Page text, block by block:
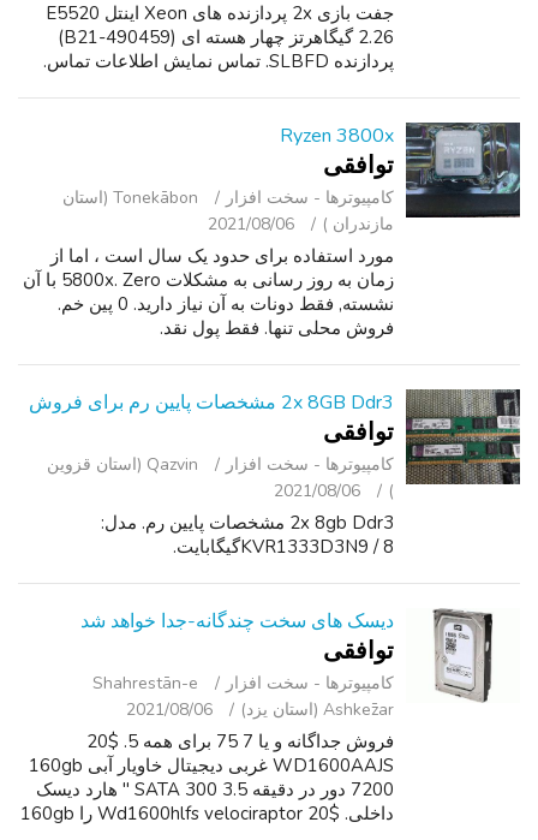
جفت بازی 2x پردازنده های Xeon اینتل E5520
2.26 گیگاهرتز چهار هسته ای (490459-B21)
پردازنده SLBFD. تماس نمایش اطلاعات تماس.
Ryzen 3800x
توافقی
کامپیوترها - سخت ‌افزار
Tonekābon (استان
مازندران )
2021/08/06
مورد استفاده برای حدود یک سال است ، اما از
زمان به روز رسانی به مشکلات 5800x. Zero با آن
نشسته, فقط دونات به آن نیاز دارید. 0 پین خم.
فروش محلی تنها. فقط پول نقد.
2x 8GB Ddr3 مشخصات پایین رم برای فروش
توافقی
کامپیوترها - سخت ‌افزار
Qazvin (استان قزوین
)
2021/08/06
2x 8gb Ddr3 مشخصات پایین رم. مدل:
KVR1333D3N9 / 8گیگابایت.
دیسک های سخت چندگانه-جدا خواهد شد
توافقی
کامپیوترها - سخت ‌افزار
Shahrestān-e
Ashkez̄ar (استان یزد)
2021/08/06
فروش جداگانه و یا 7 75 برای همه 5. $20
WD1600AAJS غربی دیجیتال خاویار آبی 160gb
7200 دور در دقیقه SATA 300 3.5 " هارد دیسک
داخلی. $20 Wd1600hlfs velociraptor را 160gb